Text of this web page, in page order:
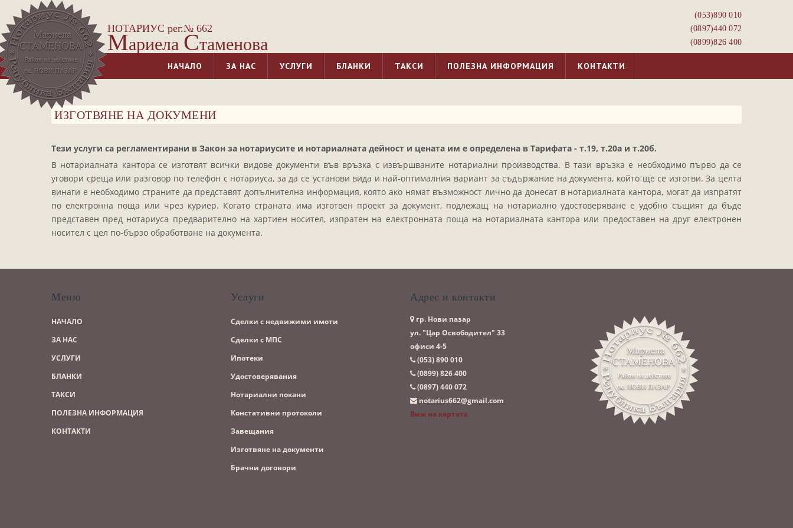
НОТАРИУС рег.№ 662
Мариела Стаменова
(053)­890 010
(0897)­440 072
(0899)­826 400
НАЧАЛО ЗА НАС УСЛУГИ БЛАНКИ ТАКСИ ПОЛЕЗНА ИНФОРМАЦИЯ КОНТАКТИ
ИЗГОТВЯНЕ НА ДОКУМЕНИ
Тези услуги са регламентирани в Закон за нотариусите и нотариалната дейност и цената им е определена в Тарифата - т.19, т.20а и т.20б.
В нотариалната кантора се изготвят всички видове документи във връзка с извършваните нотариални производства. В тази връзка е необходимо първо да се
уговори среща или разговор по телефон с нотариуса, за да се установи вида и най-оптималния вариант за съдържание на докумeнта, който ще се изготви. За целта
винаги е необходимо страните да представят допълнителна информация, която ако нямат възможност лично да донесат в нотариалната кантора, могат да изпратят
по електронна поща или чрез куриер. Когато страната има изготвен проект за документ, подлежащ на нотариално удостоверяване е удобно същият да бъде
представен пред нотариуса предварително на хартиен носител, изпратен на електронната поща на нотариалната кантора или предоставен на друг електронен
носител с цел по-бързо обработване на документа.
Меню
НАЧАЛО
ЗА НАС
УСЛУГИ
БЛАНКИ
ТАКСИ
ПОЛЕЗНА ИНФОРМАЦИЯ
КОНТАКТИ
Услуги
Сделки с недвижими имоти
Сделки с МПС
Ипотеки
Удостоверявания
Нотариални покани
Констативни протоколи
Завещания
Изготвяне на документи
Брачни договори
Адрес и контакти
гр. Нови пазар
ул. "Цар Освободител" 33
офиси 4-5
(053)­ 890 010
(0899)­ 826 400
(0897)­ 440 072
notarius662@gmail.com
Виж на картата